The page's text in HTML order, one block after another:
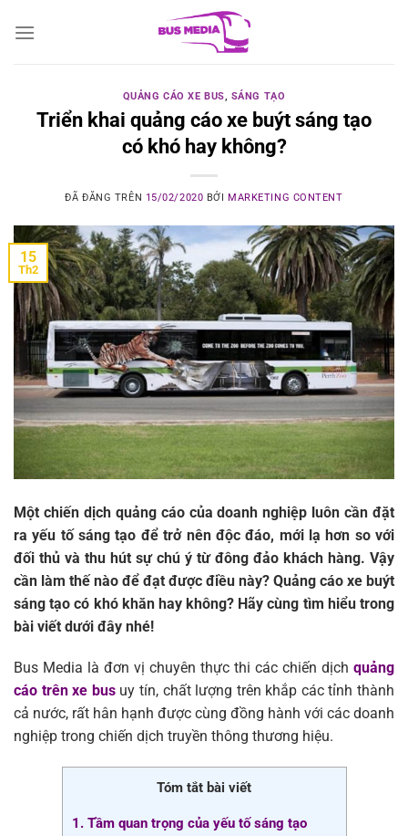
đến
QUẢNG CÁO XE BUS, SÁNG TẠO
Triển khai quảng cáo xe buýt sáng tạo
có khó hay không?
ĐÃ ĐĂNG TRÊN 15/02/2020 BỞIMARKETING CONTENT
15
Th2
Một chiến dịch quảng cáo của doanh nghiệp luôn cần đặt
ra yếu tố sáng tạo để trở nên độc đáo, mới lạ hơn so với
đối thủ và thu hút sự chú ý từ đông đảo khách hàng. Vậy
cần làm thế nào để đạt được điều này? Quảng cáo xe buýt
sáng tạo có khó khăn hay không? Hãy cùng tìm hiểu trong
bài viết dưới đây nhé!
Bus Media là đơn vị chuyên thực thi các chiến dịch quảng
cáo trên xe busuy tín, chất lượng trên khắp các tỉnh thành
cả nước, rất hân hạnh được cùng đồng hành với các doanh
nghiệp trong chiến dịch truyền thông thương hiệu.
Tóm tắt bài viết
1. Tầm quan trọng của yếu tố sáng tạo